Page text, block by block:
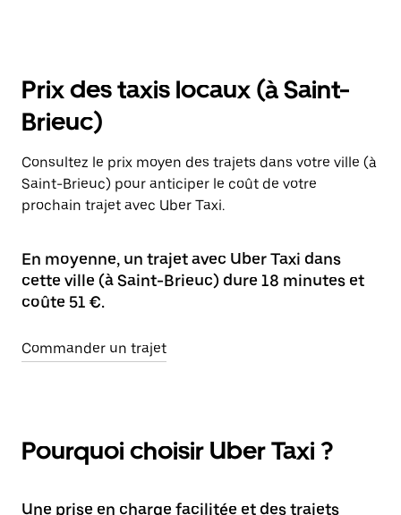
Prix des taxis locaux (à Saint-
Brieuc)
Consultez le prix moyen des trajets dans votre ville (à
Saint-Brieuc) pour anticiper le coût de votre
prochain trajet avec Uber Taxi.
En moyenne, un trajet avec Uber Taxi dans
cette ville (à Saint-Brieuc) dure 18 minutes et
coûte 51 €.
Commander un trajet
Pourquoi choisir Uber Taxi ?
Une prise en charge facilitée et des trajets